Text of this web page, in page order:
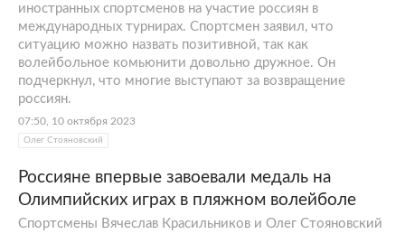
иностранных спортсменов на участие россиян в
международных турнирах. Спортсмен заявил, что
ситуацию можно назвать позитивной, так как
волейбольное комьюнити довольно дружное. Он
подчеркнул, что многие выступают за возвращение
россиян.
07:50, 10 октября 2023
Олег Стояновский
Россияне впервые завоевали медаль на
Олимпийских играх в пляжном волейболе
Спортсмены Вячеслав Красильников и Олег Стояновский